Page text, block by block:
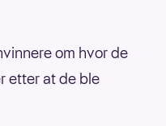
om hvor de
etter at de ble